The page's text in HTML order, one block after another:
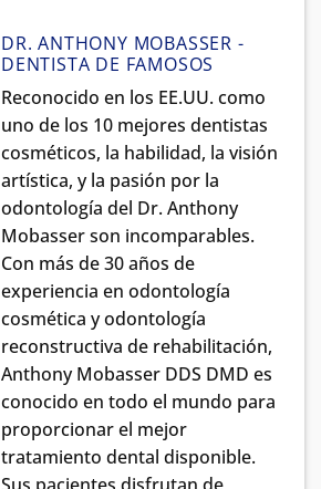
DR. ANTHONY MOBASSER -
DENTISTA DE FAMOSOS
Reconocido en los EE.UU. como
uno de los 10 mejores dentistas
cosméticos, la habilidad, la visión
artística, y la pasión por la
odontología del Dr. Anthony
Mobasser son incomparables.
Con más de 30 años de
experiencia en odontología
cosmética y odontología
reconstructiva de rehabilitación,
Anthony Mobasser DDS DMD es
conocido en todo el mundo para
proporcionar el mejor
tratamiento dental disponible.